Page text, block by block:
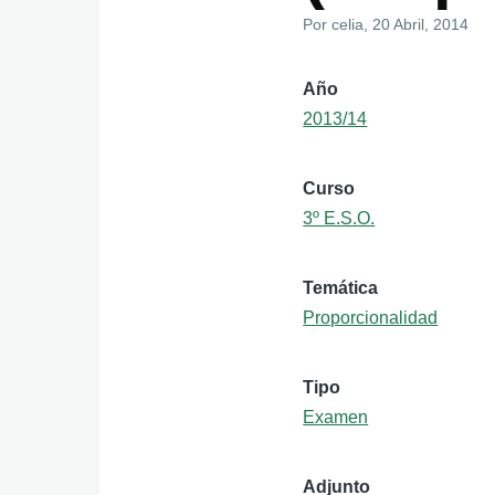
Porcelia , 20 Abril, 2014
Año
2013/14
Curso
3º E.S.O.
Temática
Proporcionalidad
Tipo
Examen
Adjunto